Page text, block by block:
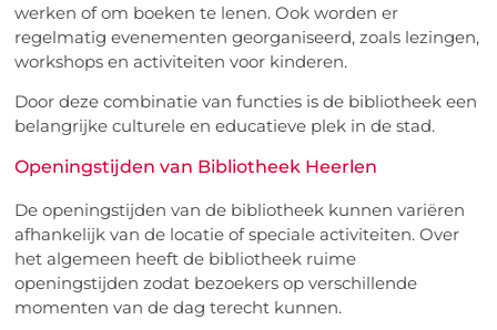
werken of om boeken te lenen. Ook worden er
regelmatig evenementen georganiseerd, zoals lezingen,
workshops en activiteiten voor kinderen.
Door deze combinatie van functies is de bibliotheek een
belangrijke culturele en educatieve plek in de stad.
Openingstijden van Bibliotheek Heerlen
De openingstijden van de bibliotheek kunnen variëren
afhankelijk van de locatie of speciale activiteiten. Over
het algemeen heeft de bibliotheek ruime
openingstijden zodat bezoekers op verschillende
momenten van de dag terecht kunnen.